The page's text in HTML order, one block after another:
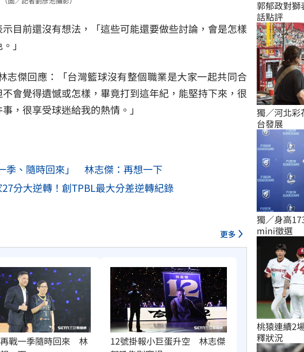
示目前還沒有想法，「這些可能還要做些討論，會是怎樣
」
志傑回應：「台灣籃球沒有整個職業是大家一起共同合
會覺得遺憾或怎樣，畢竟打到這年紀，能堅持下來，很
，很享受球迷給我的熱情。」
季、隨時回來」 林志傑：再想一下
分大逆轉！創TPBL最大分差逆轉紀錄
更多
戰一季隨時回來　林
12號掛報小巨蛋升空　林志傑
郭郁政對獅
話點評
獨／河北彩
台發展
獨／身高
mini徵選
桃猿連續2
釋狀況